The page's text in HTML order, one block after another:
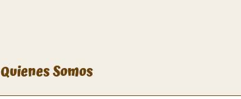
Quienes Somos